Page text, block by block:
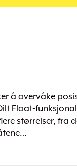
å overvåke
Float-
størrelser, fra